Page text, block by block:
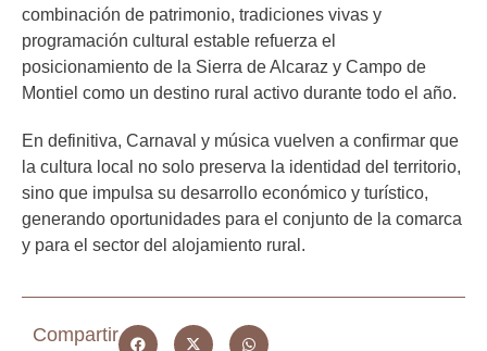
combinación de patrimonio, tradiciones vivas y
programación cultural estable refuerza el
posicionamiento de la Sierra de Alcaraz y Campo de
Montiel como un destino rural activo durante todo el año.
En definitiva, Carnaval y música vuelven a confirmar que
la cultura local no solo preserva la identidad del territorio,
sino que impulsa su desarrollo económico y turístico,
generando oportunidades para el conjunto de la comarca
y para el sector del alojamiento rural.
Compartir